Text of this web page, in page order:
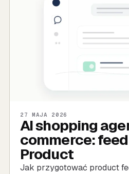
AI shopping
commerce:
Product
27 MAJA 2026
Jak przygotować product